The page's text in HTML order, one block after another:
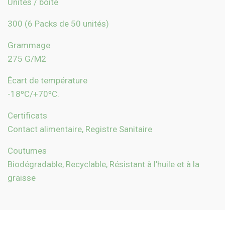
Unités / boîte
300 (6 Packs de 50 unités)
Grammage
275 G/M2
Écart de température
-18ºC/+70ºC.
Certificats
Contact alimentaire, Registre Sanitaire
Coutumes
Biodégradable, Recyclable, Résistant à l’huile et à la
graisse